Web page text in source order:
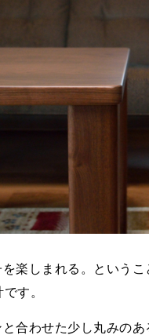
楽しまれる。という
す。
合わせた少し丸みの